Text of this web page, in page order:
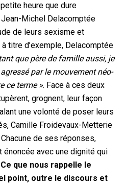
heure que dure
Jean-Michel Delacomptée
de leurs sexisme et
titre d’exemple, Delacomptée
que père de famille aussi, je
par le mouvement néo-
ce terme ». Face à ces deux
grognent, leur façon
une volonté de poser leurs
Camille Froidevaux-Metterie
de ses réponses,
avec une dignité qui
Ce que nous rappelle le
point, outre le discours et